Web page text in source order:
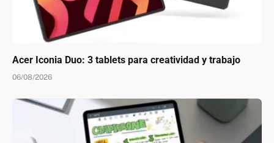
Acer Iconia Duo: 3 tablets para creatividad y trabajo
06/08/2026